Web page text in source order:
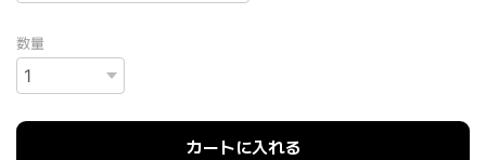
数量
カートに入れる